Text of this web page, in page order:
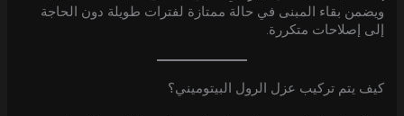
ويضمن بقاء المبنى في حالة ممتازة لفترات طويلة دون الحاجة
إلى إصلاحات متكررة.
كيف يتم تركيب عزل الرول البيتوميني؟